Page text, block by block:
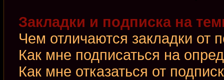
Закладки и подписка на
Чем отличаются закладки от
Как мне подписаться на
Как мне отказаться от